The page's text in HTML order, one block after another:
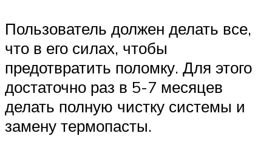
Пользователь должен делать все,
что в его силах, чтобы
предотвратить поломку. Для этого
достаточно раз в 5-7 месяцев
делать полную чистку системы и
замену термопасты.